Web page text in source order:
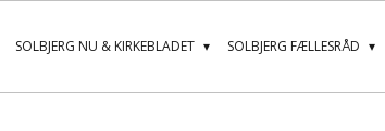
SOLBJERG NU & KIRKEBLADET SOLBJERG FÆLLESRÅD